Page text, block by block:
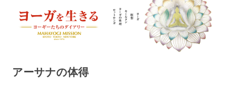
ヨーガを生きる — MAHAYOGI
MISSION ブログ
アーサナの体得